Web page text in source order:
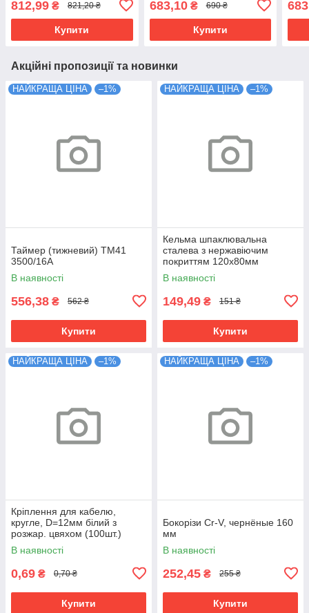
812,99 ₴ 821,20 ₴
Купити
683,10₴ 690 ₴
Купити
Акційні пропозиції та новинки
НАЙКРАЩА ЦІНА –1%
Таймер (тижневий) ТМ41
3500/16А
В наявності
556,38 ₴ 562 ₴
Купити
НАЙКРАЩА ЦІНА –1%
Кельма шпаклювальна
сталева з нержавіючим
покриттям 120х80мм
В наявності
149,49 ₴ 151 ₴
Купити
НАЙКРАЩА ЦІНА –1%
Кріплення для кабелю,
кругле, D=12мм білий з
розжар. цвяхом (100шт.)
В наявності
0,69 ₴ 0,70 ₴
Купити
НАЙКРАЩА ЦІНА –1%
Бокорізи Cr-V, чернёные 160
мм
В наявності
252,45 ₴ 255 ₴
Купити